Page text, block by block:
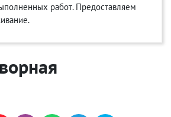
работ. Предоставляем